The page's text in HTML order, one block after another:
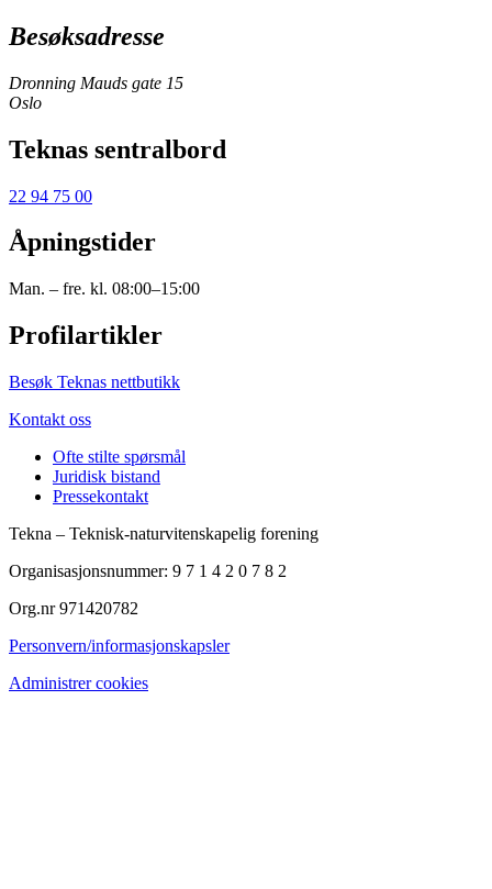
Besøksadresse
Dronning Mauds gate 15
Oslo
Teknas sentralbord
22 94 75 00
Åpningstider
Man. – fre. kl. 08:00–15:00
Profilartikler
Besøk Teknas nettbutikk
Kontakt oss
Ofte stilte spørsmål
Juridisk bistand
Pressekontakt
Tekna – Teknisk-naturvitenskapelig forening
Organisasjonsnummer: 9 7 1 4 2 0 7 8 2
Org.nr 971420782
Personvern/informasjonskapsler
Administrer cookies